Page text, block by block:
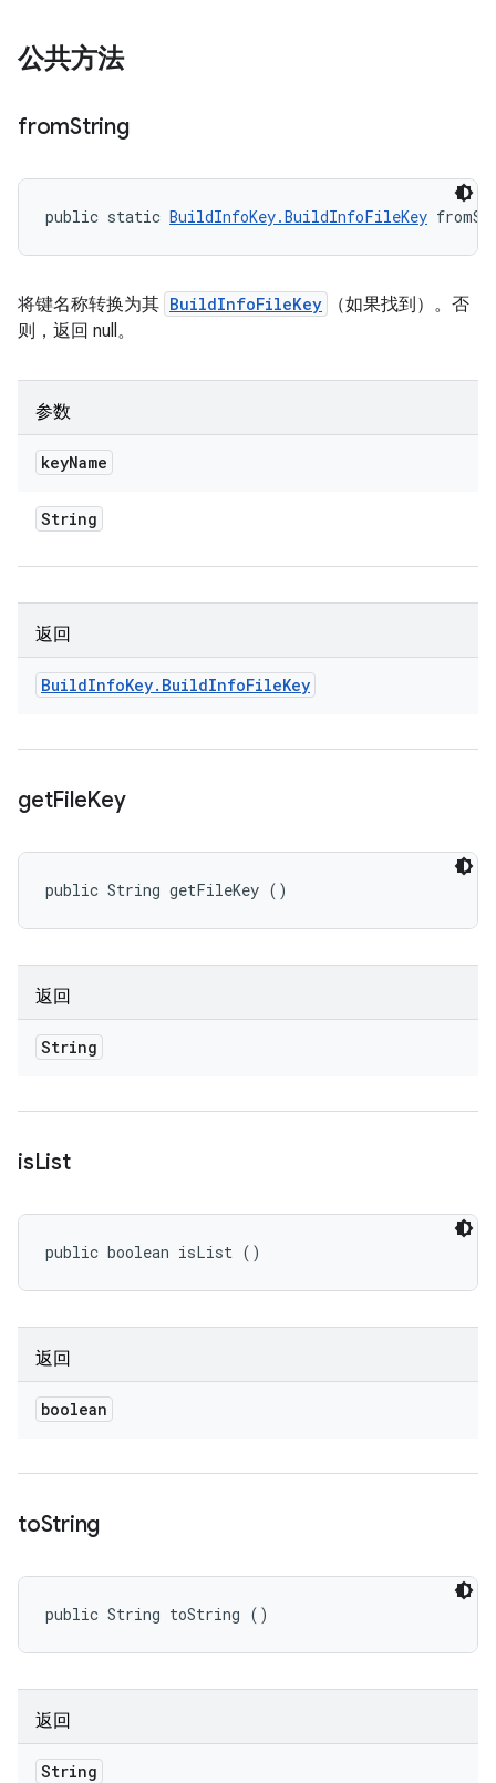
公共方法
fromString
public static BuildInfoKey.BuildInfoFileKey
将键名称转换为其 BuildInfoFileKey
（如果找到）。否
则，返回 null。
参数
keyName
String
返回
BuildInfoKey. BuildInfoFileKey
getFileKey
public String getFileKey ()
返回
String
isList
public boolean isList ()
返回
boolean
toString
public String toString ()
返回
String